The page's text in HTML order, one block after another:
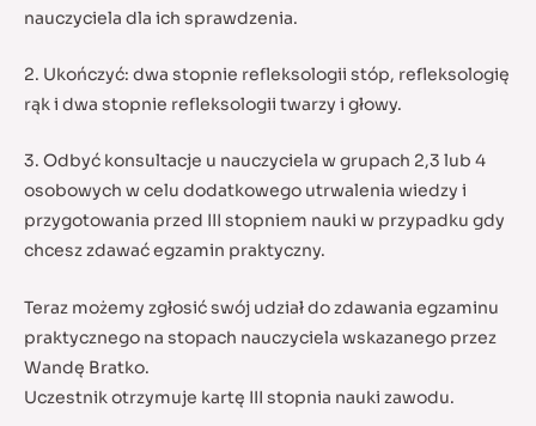
nauczyciela dla ich sprawdzenia.
2. Ukończyć: dwa stopnie refleksologii stóp, refleksologię
rąk i dwa stopnie refleksologii twarzy i głowy.
3. Odbyć konsultacje u nauczyciela w grupach 2,3 lub 4
osobowych w celu dodatkowego utrwalenia wiedzy i
przygotowania przed III stopniem nauki w przypadku gdy
chcesz zdawać egzamin praktyczny.
Teraz możemy zgłosić swój udział do zdawania egzaminu
praktycznego na stopach nauczyciela wskazanego przez
Wandę Bratko.
Uczestnik otrzymuje kartę III stopnia nauki zawodu.